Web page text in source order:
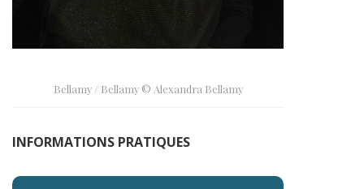
Bellamy / Bellamy © Alexandra Bellamy
INFORMATIONS PRATIQUES